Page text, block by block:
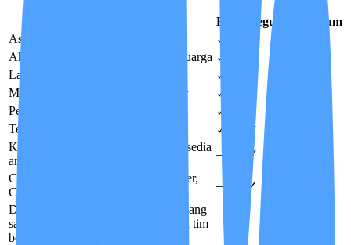
Basic Reguler
Premium
Asesmen awal + Care Plan
✓
Akses IMCIS™ real-time untuk keluarga ✓
Laporan harian via IMCIS™
✓
Monitoring aktif oleh Case Manager
✓ ✓
Pengawasan Medical Advisor
✓ ✓
Telekonsultasi dokter via IMCIS™
✓ ✓
Kunjungan Case Manager Onsite
tersedia
area DKI Jakarta
— ✓
Care Conference Berkala
Care Partner,
Case Manager, Dokter & Keluarga
— ✓
Dedicated Case Manager
CM tetap yang
sama sepanjang perawatan — bukan tim
bergilir
— —